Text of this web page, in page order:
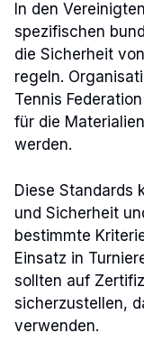
In den
spezifischen
die Sicherheit
regeln.
Tennis
für die
werden.
Diese Standards
und Sicherheit
bestimmte
Einsatz in
sollten auf
sicherzustellen,
verwenden.